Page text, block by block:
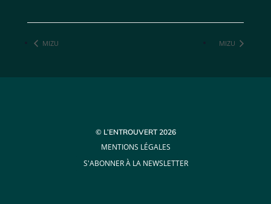
MIZU MIZU
© L’ENTROUVERT 2026
MENTIONS LÉGALES
S'ABONNER À LA NEWSLETTER